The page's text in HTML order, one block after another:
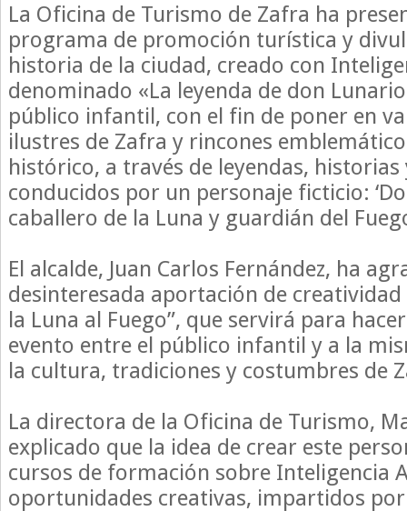
La Oficina de Turismo de Zafra ha
programa de promoción turística y
historia de la ciudad, creado con
denominado «La leyenda de don
público infantil, con el fin de poner en
ilustres de Zafra y rincones
histórico, a través de leyendas, historias
conducidos por un personaje ficticio:
caballero de la Luna y guardián del
El alcalde, Juan Carlos Fernández, ha
desinteresada aportación de creatividad
la Luna al Fuego”, que servirá para
evento entre el público infantil y a la
la cultura, tradiciones y costumbres de
La directora de la Oficina de Turismo,
explicado que la idea de crear este
cursos de formación sobre Inteligencia
oportunidades creativas, impartidos